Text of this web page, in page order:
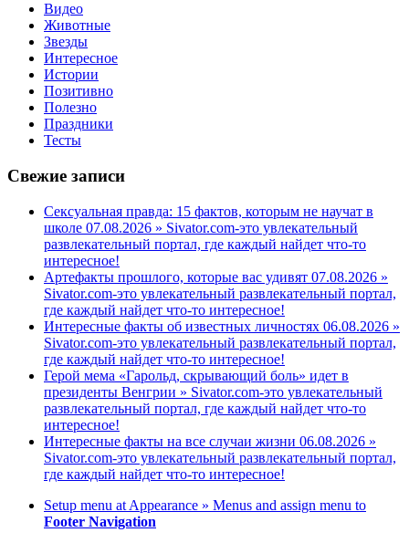
Видео
Животные
Звезды
Интересное
Истории
Позитивно
Полезно
Праздники
Тесты
Свежие записи
Сексуальная правда: 15 фактов, которым не научат в
школе 07.08.2026 » Sivator.com-это увлекательный
развлекательный портал, где каждый найдет что-то
интересное!
Артефакты прошлого, которые вас удивят 07.08.2026 »
Sivator.com-это увлекательный развлекательный портал,
где каждый найдет что-то интересное!
Интересные факты об известных личностях 06.08.2026 »
Sivator.com-это увлекательный развлекательный портал,
где каждый найдет что-то интересное!
Герой мема «Гарольд, скрывающий боль» идет в
президенты Венгрии » Sivator.com-это увлекательный
развлекательный портал, где каждый найдет что-то
интересное!
Интересные факты на все случаи жизни 06.08.2026 »
Sivator.com-это увлекательный развлекательный портал,
где каждый найдет что-то интересное!
Setup menu at Appearance » Menus and assign menu to
Footer Navigation